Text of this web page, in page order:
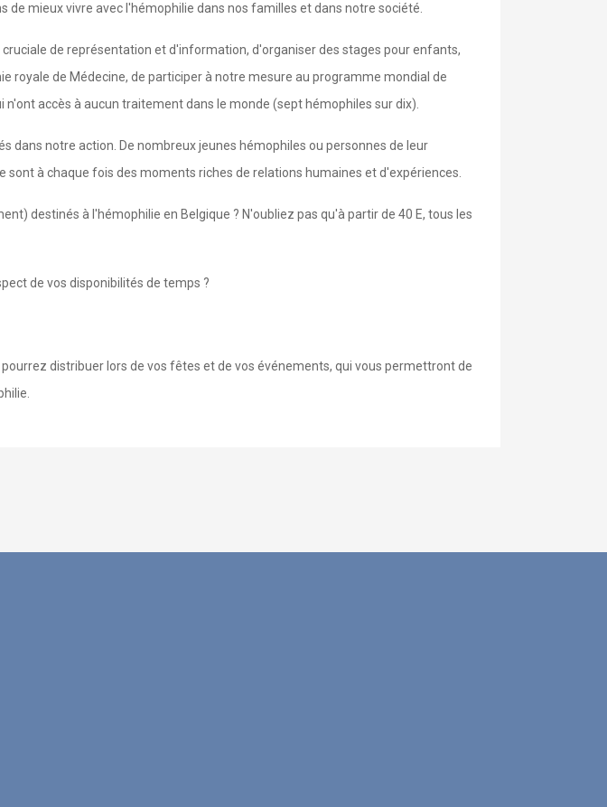
mieux vivre avec l'hémophilie dans nos familles et dans notre société.
de représentation et d'information, d'organiser des stages pour enfants,
royale de Médecine, de participer à notre mesure au programme mondial de
accès à aucun traitement dans le monde (sept hémophiles sur dix).
dans notre action. De nombreux jeunes hémophiles ou personnes de leur
à chaque fois des moments riches de relations humaines et d'expériences.
destinés à l'hémophilie en Belgique ? N'oubliez pas qu'à partir de 40 E, tous les
de vos disponibilités de temps ?
distribuer lors de vos fêtes et de vos événements, qui vous permettront de